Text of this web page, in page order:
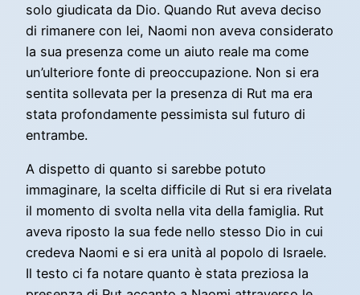
solo giudicata da Dio. Quando Rut aveva deciso
di rimanere con lei, Naomi non aveva considerato
la sua presenza come un aiuto reale ma come
un’ulteriore fonte di preoccupazione. Non si era
sentita sollevata per la presenza di Rut ma era
stata profondamente pessimista sul futuro di
entrambe.
A dispetto di quanto si sarebbe potuto
immaginare, la scelta difficile di Rut si era rivelata
il momento di svolta nella vita della famiglia. Rut
aveva riposto la sua fede nello stesso Dio in cui
credeva Naomi e si era unità al popolo di Israele.
Il testo ci fa notare quanto è stata preziosa la